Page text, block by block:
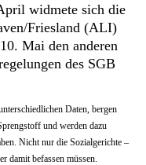
widmete sich die
Friesland (ALI)
Mai den anderen
des SGB
Daten, bergen
und werden dazu
Nicht nur die Sozialgerichte –
damit befassen müssen.